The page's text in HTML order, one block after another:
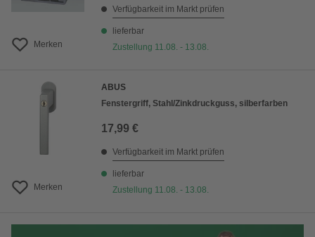
Merken
Verfügbarkeit im Markt prüfen
lieferbar
Zustellung 11.08. - 13.08.
Merken
ABUS
Fenstergriff, Stahl/Zinkdruckguss, silberfarben
17,99 €
Verfügbarkeit im Markt prüfen
lieferbar
Zustellung 11.08. - 13.08.